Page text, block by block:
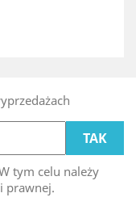
tym celu należy
prawnej.